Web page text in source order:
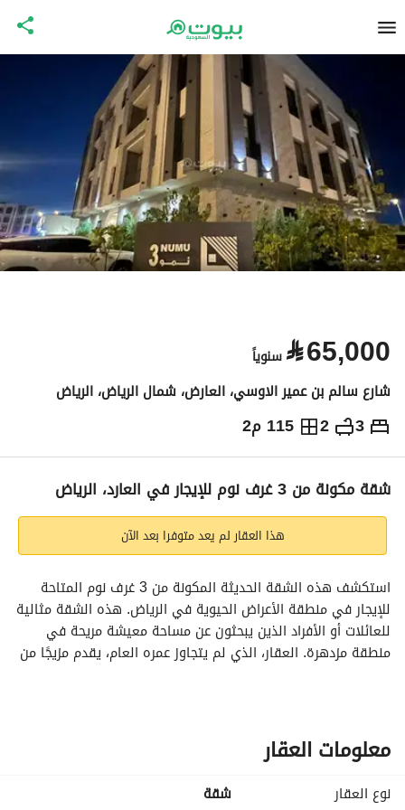
⃁65,000 سنوياً
شارع سالم بن عمير الاوسي، العارض، شمال الرياض، الرياض
3
2 115 م2 ⃁
65,000سنوياً
الإعلان الاماكن القريبةشقة مكونة من 3 غرف نوم للإيجار في العارد، الرياض
هذا العقار لم يعد متوفرا بعد الآن
احتياجاتك.
والراحة.
معلومات العقار
نوع العقار
شقة